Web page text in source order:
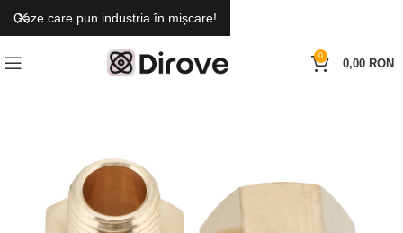
0
0,00 RON
Gaze care pun industria în mișcare!